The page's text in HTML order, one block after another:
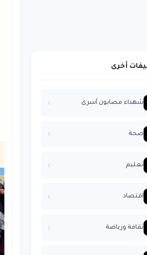
أخرى
شهداء مصابون أسرى
صحة
تعليم
اقتصاد
ثقافة ورياضة